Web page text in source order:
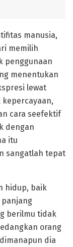
manusia,
memilih
penggunaan
menentukan
lewat
cara seefektif
dengan
itu
sangatlah tepat
hidup, baik
berilmu tidak
orang
dia